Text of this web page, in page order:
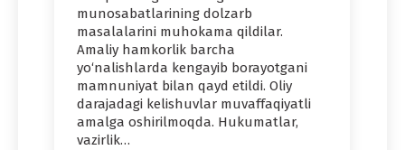
munosabatlarining dolzarb
masalalarini muhokama qildilar.
Amaliy hamkorlik barcha
yo‘nalishlarda kengayib borayotgani
mamnuniyat bilan qayd etildi. Oliy
darajadagi kelishuvlar muvaffaqiyatli
amalga oshirilmoqda. Hukumatlar,
vazirlik…